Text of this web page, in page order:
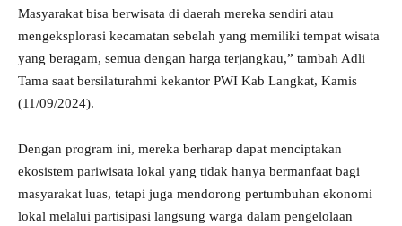
Masyarakat bisa berwisata di daerah mereka sendiri atau
mengeksplorasi kecamatan sebelah yang memiliki tempat wisata
yang beragam, semua dengan harga terjangkau,” tambah Adli
Tama saat bersilaturahmi kekantor PWI Kab Langkat, Kamis
(11/09/2024).
Dengan program ini, mereka berharap dapat menciptakan
ekosistem pariwisata lokal yang tidak hanya bermanfaat bagi
masyarakat luas, tetapi juga mendorong pertumbuhan ekonomi
lokal melalui partisipasi langsung warga dalam pengelolaan